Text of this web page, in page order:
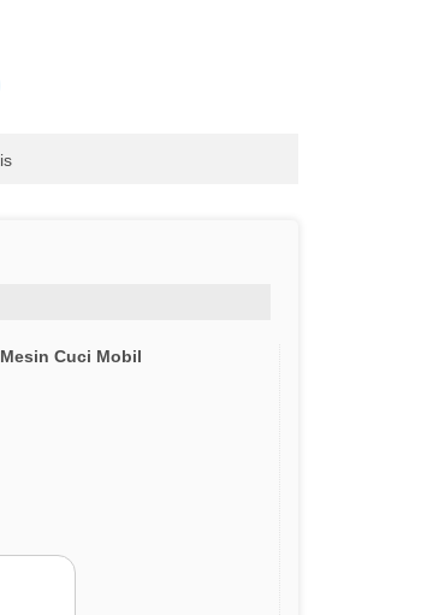
Cuci Mobil